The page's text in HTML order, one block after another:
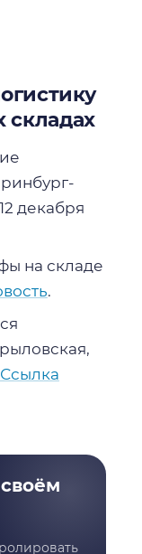
складах
декабря
на складе
.
Ссылка